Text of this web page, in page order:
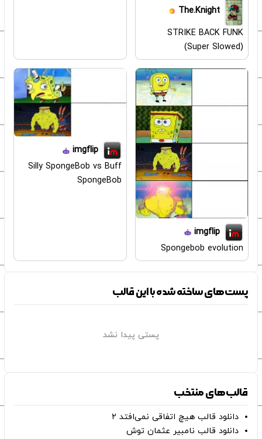
The.Knight
STRIKE BACK FUNK
(Super Slowed)
imgflip
Spongebob evolution
imgflip
Silly SpongeBob vs Buff
SpongeBob
پست‌های ساخته شده با این قالب
پستی پیدا نشد
قالب‌های منتخب
دانلود قالب هیچ اتفاقی نمی‌افتد ۲
دانلود قالب نامبیر عثمان ‌توش